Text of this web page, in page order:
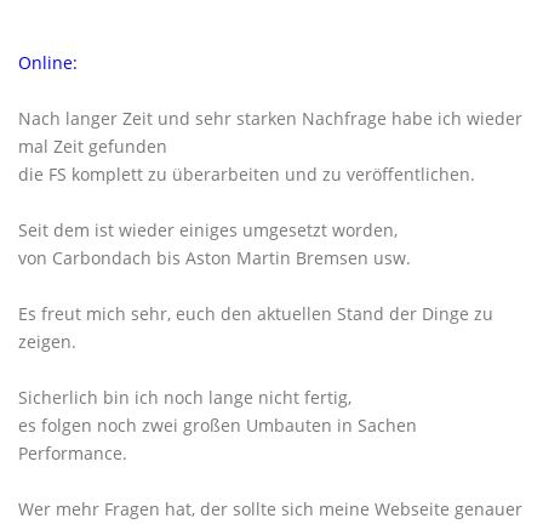
Online:
Nach langer Zeit und sehr starken Nachfrage habe ich wieder
mal Zeit gefunden
die FS komplett zu überarbeiten und zu veröffentlichen.
Seit dem ist wieder einiges umgesetzt worden,
von Carbondach bis Aston Martin Bremsen usw.
Es freut mich sehr, euch den aktuellen Stand der Dinge zu
zeigen.
Sicherlich bin ich noch lange nicht fertig,
es folgen noch zwei großen Umbauten in Sachen
Performance.
Wer mehr Fragen hat, der sollte sich meine Webseite genauer